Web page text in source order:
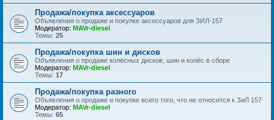
Продажа/покупка аксессуаров
Объявления о продаже и покупке аксессуаров для ЗИЛ-157
Модератор: MAVr-diesel
Темы: 25
Продажа/покупка шин и дисков
Объявления о продаже колёсных дисков, шин и колёс в сборе
Модератор: MAVr-diesel
Темы: 17
Продажа/покупка разного
Объявления о продаже и покупке всего того, что не относится к ЗиЛ 157
Модератор: MAVr-diesel
Темы: 65